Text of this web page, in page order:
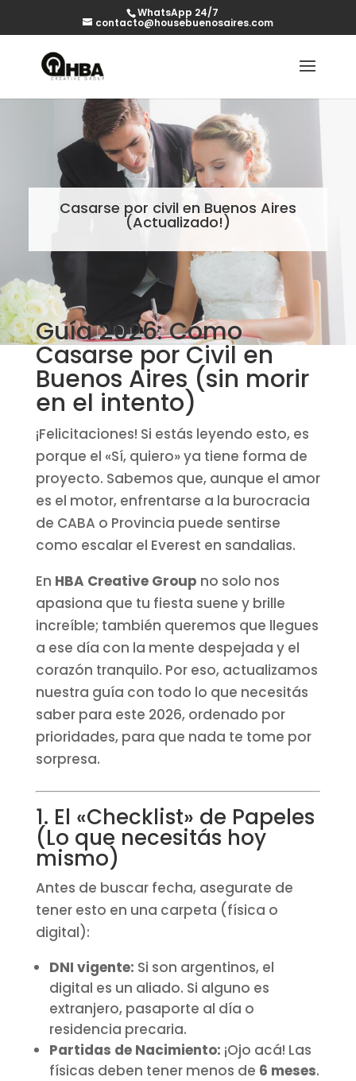
WhatsApp 24/7
contacto@housebuenosaires.com
Casarse por civil en Buenos Aires
(Actualizado!)
Guía 2026: Cómo
Casarse por Civil en
Buenos Aires (sin morir
en el intento)
¡Felicitaciones! Si estás leyendo esto, es
porque el «Sí, quiero» ya tiene forma de
proyecto. Sabemos que, aunque el amor
es el motor, enfrentarse a la burocracia
de CABA o Provincia puede sentirse
como escalar el Everest en sandalias.
En HBA Creative Group no solo nos
apasiona que tu fiesta suene y brille
increíble; también queremos que llegues
a ese día con la mente despejada y el
corazón tranquilo. Por eso, actualizamos
nuestra guía con todo lo que necesitás
saber para este 2026, ordenado por
prioridades, para que nada te tome por
sorpresa.
1. El «Checklist» de Papeles
(Lo que necesitás hoy
mismo)
Antes de buscar fecha, asegurate de
tener esto en una carpeta (física o
digital):
DNI vigente: Si son argentinos, el
digital es un aliado. Si alguno es
extranjero, pasaporte al día o
residencia precaria.
Partidas de Nacimiento: ¡Ojo acá! Las
físicas deben tener menos de 6 meses.